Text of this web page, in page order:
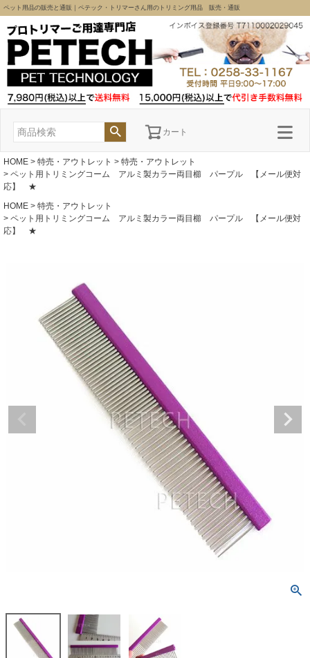
ペット用品の販売と通販｜ペテック・トリマーさん用のトリミング用品 販売・通販
カート
HOME 特売・アウトレット
特売・アウトレット
ペット用トリミングコーム アルミ製カラー両目櫛 パープル 【メール便対
応】 ★
HOME
特売・アウトレット
ペット用トリミングコーム アルミ製カラー両目櫛 パープル 【メール便対
応】 ★